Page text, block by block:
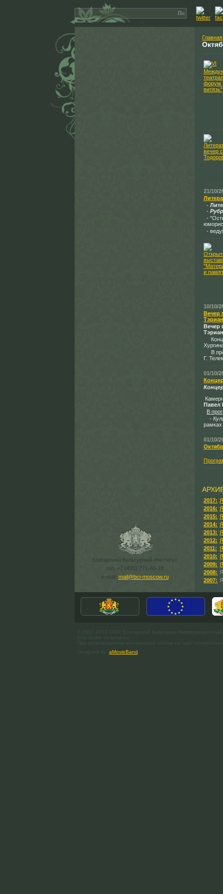
Болгарский Культурный Институт
тел. +7 (495) 771-60-18
e-mail: mail@bci-moscow.ru
Главная
21/10/
-
-
-
-
10/10/
Вечер
Вечер
В
Г.
01/10/
Павел
В
-
01/10/
2017:
2016:
2015:
2014:
2013:
2012:
2011:
2010:
2009:
2008:
2007:
aMovieBand